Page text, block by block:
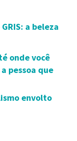
a beleza
onde você
pessoa que
envolto